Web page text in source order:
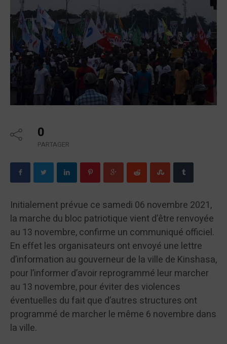
0
PARTAGER
Initialement prévue ce samedi 06 novembre 2021,
la marche du bloc patriotique vient d’être renvoyée
au 13 novembre, confirme un communiqué officiel.
En effet les organisateurs ont envoyé une lettre
d’information au gouverneur de la ville de Kinshasa,
pour l’informer d’avoir reprogrammé leur marcher
au 13 novembre, pour éviter des violences
éventuelles du fait que d’autres structures ont
programmé de marcher le même 6 novembre dans
la ville.